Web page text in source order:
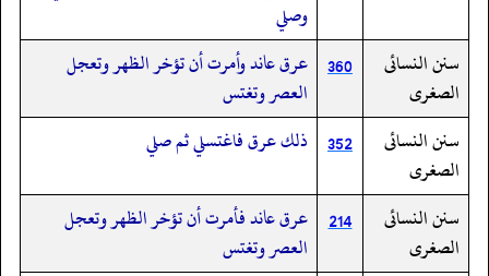
وصلي
سنن النسائى
الصغرى
360 عرق عاند وأمرت أن تؤخر الظهر وتعجل
العصر وتغتس
سنن النسائى
الصغرى
352 ذلك عرق فاغتسلي ثم صلي
سنن النسائى
الصغرى
214 عرق عاند فأمرت أن تؤخر الظهر وتعجل
العصر وتغتس